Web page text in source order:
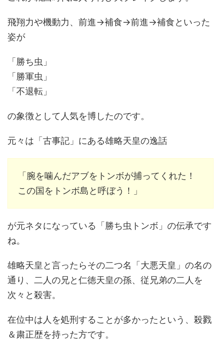
飛翔力や機動力、前進→補食→前進→補食といった
姿が
「勝ち虫」
「勝軍虫」
「不退転」
の象徴として人気を博したのです。
元々は「古事記」にある雄略天皇の逸話
「腕を噛んだアブをトンボが捕ってくれた！
この国をトンボ島と呼ぼう！」
が元ネタになっている「勝ち虫トンボ」の伝承です
ね。
雄略天皇と言ったらその二つ名「大悪天皇」の名の
通り、二人の兄と仁徳天皇の孫、従兄弟の二人を
次々と殺害。
在位中は人を処刑することが多かったという、殺戮
＆粛正歴を持った方です。